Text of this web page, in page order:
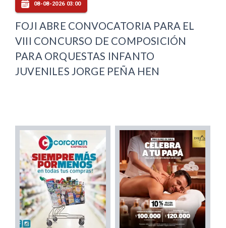
08-08-2026 03:00
FOJI ABRE CONVOCATORIA PARA EL
VIII CONCURSO DE COMPOSICIÓN
PARA ORQUESTAS INFANTO
JUVENILES JORGE PEÑA HEN